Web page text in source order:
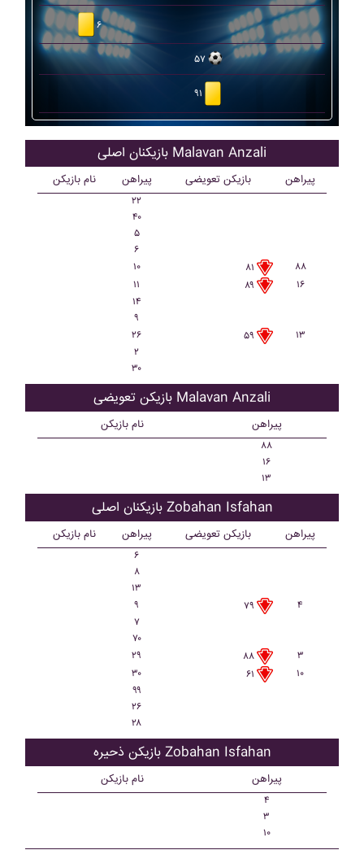
۶
۵۷
۹۱
بازیکنان اصلی Malavan Anzali
نام بازیکن پیراهن بازیکن تعویضی پیراهن
۲۲
۴۰
۵
۶
۱۰
۸۱
۸۸
۱۱
۸۹
۱۶
۱۴
۹
۲۶
۵۹
۱۳
۲
۳۰
بازیکن تعویضی Malavan Anzali
نام بازیکن پیراهن
۸۸
۱۶
۱۳
بازیکنان اصلی Zobahan Isfahan
نام بازیکن پیراهن بازیکن تعویضی پیراهن
۶
۸
۱۳
۹
۷۹
۴
۷
۷۰
۲۹
۸۸
۳
۳۰
۶۱
۱۰
۹۹
۲۶
۲۸
بازیکن ذحیره Zobahan Isfahan
نام بازیکن پیراهن
۴
۳
۱۰